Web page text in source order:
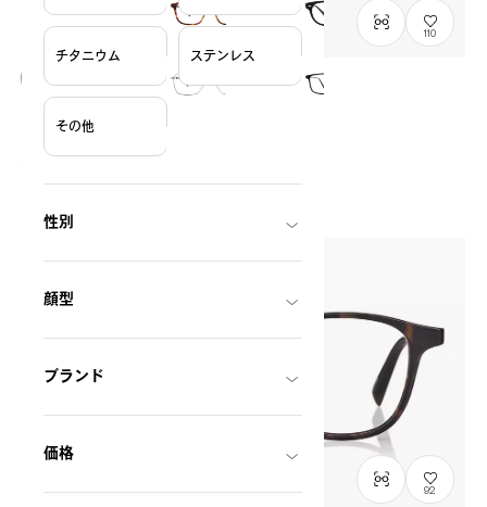
チタニウム ステンレス
その他
性別
顔型
ブランド
価格
110
OWNDAYS × POMPOMPURIN
なかよし mini model
SRK2002M-6A
92